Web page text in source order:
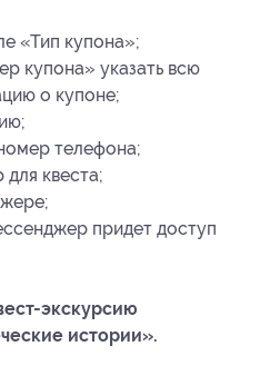
«Тип купона»;
купона» указать всю
о купоне;
телефона;
квеста;
придет доступ
экскурсию
истории».